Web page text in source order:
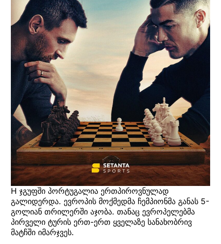
H ჯგუფში პორტუგალია ერთპიროვნულად
გალიდერდა. ევროპის მოქმედმა ჩემპიონმა განას 5-
გოლიან თრილერში აჯობა. თანაც ევროპელებმა
პირველი ტურის ერთ-ერთ ყველაზე სანახობრივ
მატჩში იმარჯვეს.